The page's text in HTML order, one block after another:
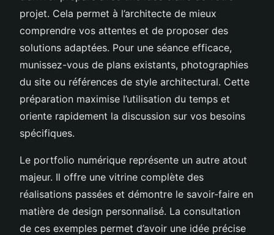
projet. Cela permet à l’architecte de mieux
comprendre vos attentes et de proposer des
solutions adaptées. Pour une séance efficace,
munissez-vous de plans existants, photographies
du site ou références de style architectural. Cette
préparation maximise l’utilisation du temps et
oriente rapidement la discussion sur vos besoins
spécifiques.
Le portfolio numérique représente un autre atout
majeur. Il offre une vitrine complète des
réalisations passées et démontre le savoir-faire en
matière de design personnalisé. La consultation
de ces exemples permet d’avoir une idée précise